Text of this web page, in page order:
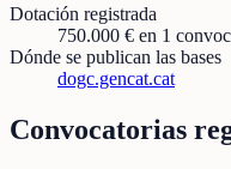
Dotación registrada
750.000 € en 1
Dónde se publican las bases
dogc.gencat.cat
Convocatorias